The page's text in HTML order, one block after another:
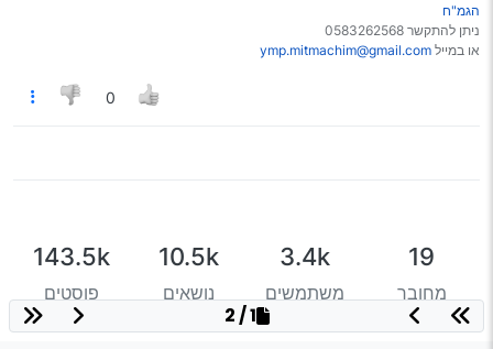
הגמ"ח
ניתן להתקשר 0583262568
או במייל ymp.mitmachim@gmail.com
0
19
מחובר
3.4k
משתמשים
10.5k
נושאים
143.5k
פוסטים
1 / 2